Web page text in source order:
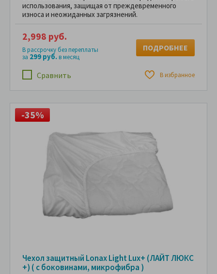
использования, защищая от преждевременного
износа и неожиданных загрязнений.
Сравнить В избранное
2,998 руб.
В рассрочку без переплаты
за 299 руб.в месяц
ПОДРОБНЕЕ
-35%
Чехол защитный Lonax Light Lux+ (ЛАЙТ ЛЮКС
+) ( с боковинами, микрофибра )